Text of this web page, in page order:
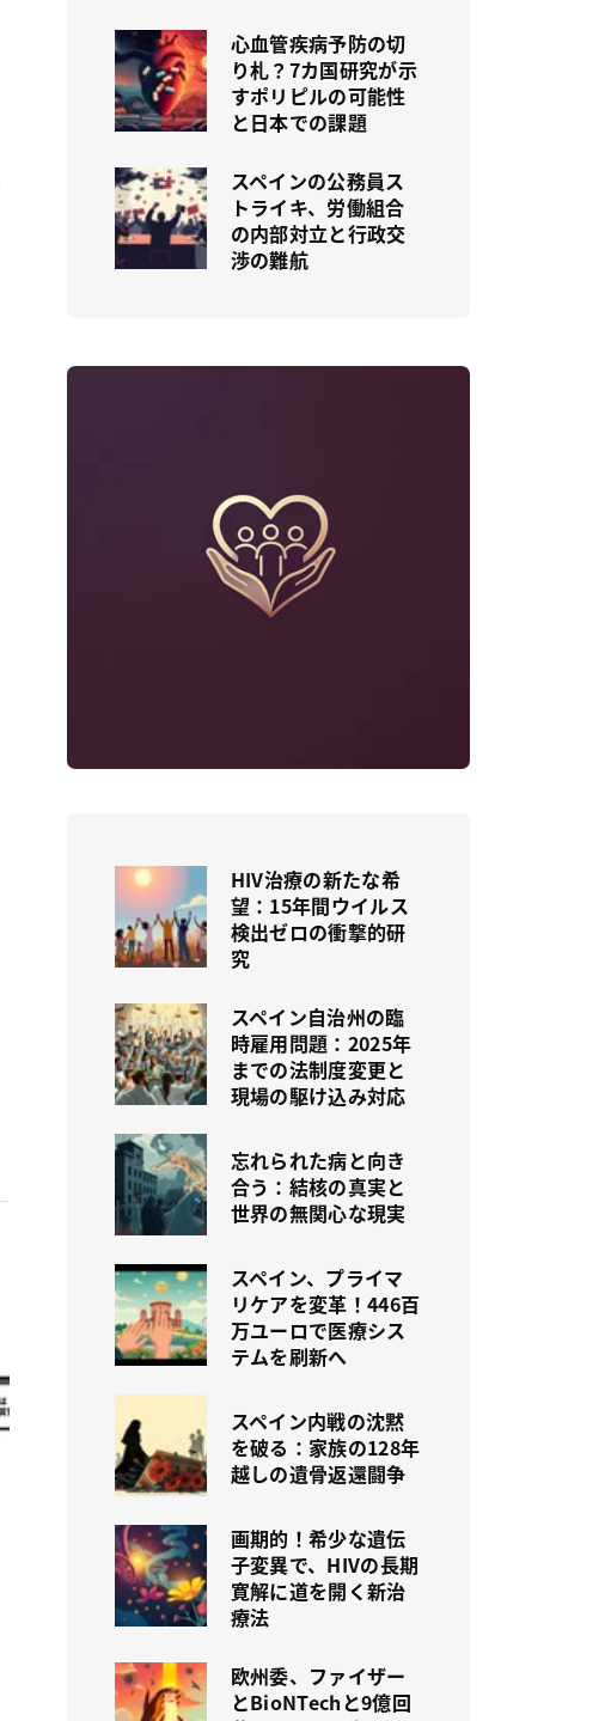
心血管疾病予防の切
り札？7カ国研究が示
すポリピルの可能性
と日本での課題
スペインの公務員ス
トライキ、労働組合
の内部対立と行政交
渉の難航
HIV治療の新たな希
望：15年間ウイルス
検出ゼロの衝撃的研
究
スペイン自治州の臨
時雇用問題：2025年
までの法制度変更と
現場の駆け込み対応
忘れられた病と向き
合う：結核の真実と
世界の無関心な現実
スペイン、プライマ
リケアを変革！446百
万ユーロで医療シス
テムを刷新へ
スペイン内戦の沈黙
を破る：家族の128年
越しの遺骨返還闘争
画期的！希少な遺伝
子変異で、HIVの長期
寛解に道を開く新治
療法
欧州委、ファイザー
とBioNTechと9億回